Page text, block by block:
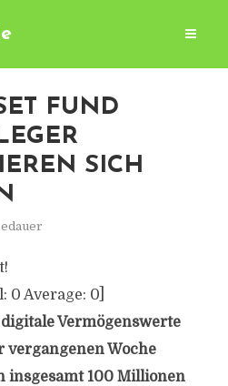
FUND
SICH
0 Average: 0]
Vermögenswerte
Woche
insgesamt 100 Millionen